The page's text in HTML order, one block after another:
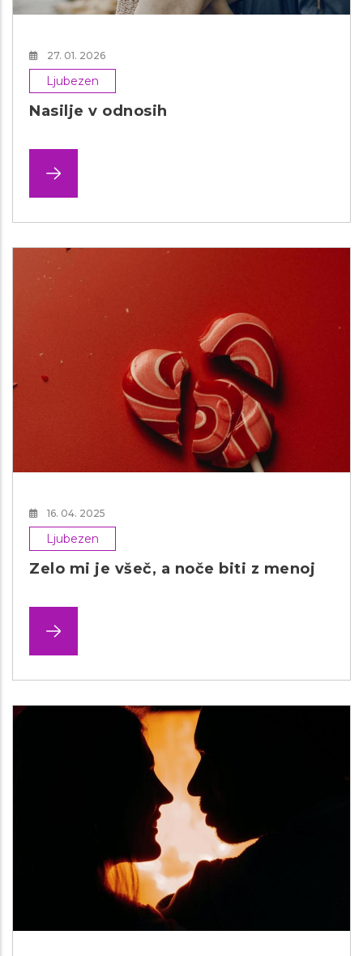
27. 01. 2026
Ljubezen
Nasilje v odnosih
16. 04. 2025
Ljubezen
Zelo mi je všeč, a noče biti z menoj